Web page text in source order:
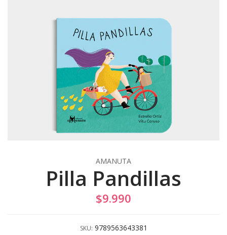
AMANUTA
Pilla Pandillas
$9.990
SKU: 9789563643381